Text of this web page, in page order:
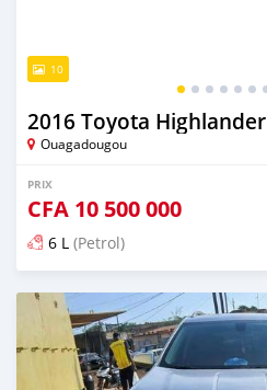
10
2016 Toyota Highlander
Ouagadougou
PRIX
CFA 10 500 000
6 L (Petrol)
Publié il y a environ 4 heures